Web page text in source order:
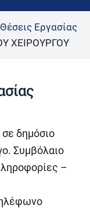
Θέσεις Εργασίας
ΧΕΙΡΟΥΡΓΟΥ
δημόσιο
Συμβόλαιο
–